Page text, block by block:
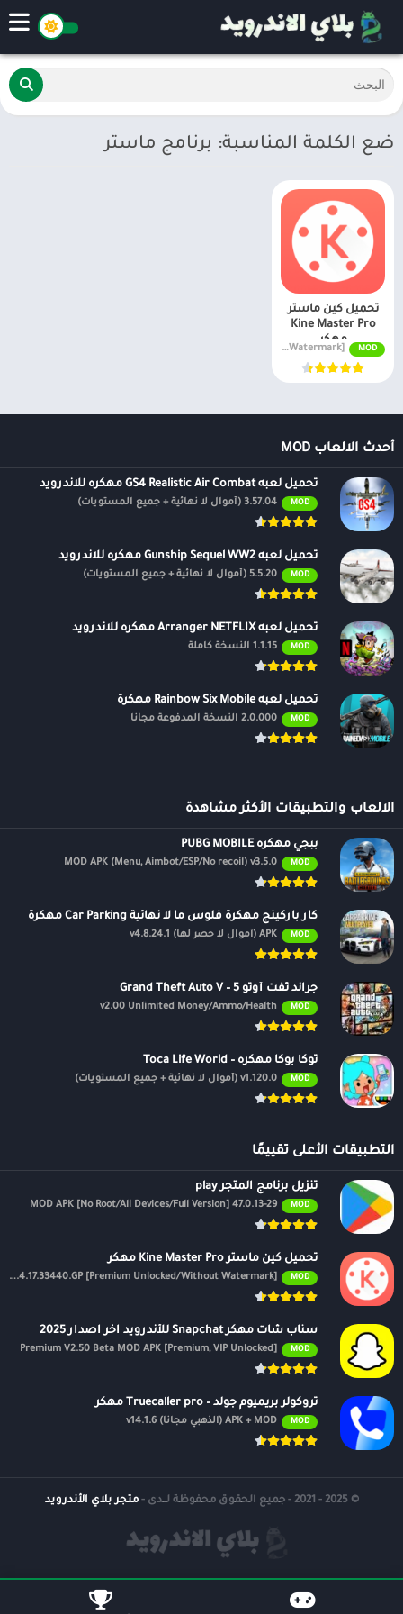
ضع الكلمة المناسبة: برنامج ماستر
تحميل كين ماستر
Kine Master Pro
مهكر
MOD
APK v7.4.17.33440.GP [Premium Unlocked/Without Watermark]
أحدث الالعاب MOD
تحميل لعبه GS4 Realistic Air Combat مهكره للاندرويد
MOD 3.57.04 (أموال لا نهائية + جميع المستويات)
تحميل لعبه Gunship Sequel WW2 مهكره للاندرويد
MOD 5.5.20 (أموال لا نهائية + جميع المستويات)
تحميل لعبه Arranger NETFLIX مهكره للاندرويد
MOD 1.1.15 النسخة كاملة
تحميل لعبه Rainbow Six Mobile مهكرة
MOD 2.0.000 النسخة المدفوعة مجانًا
الالعاب والتطبيقات الأكثر مشاهدة
ببجي مهكره PUBG MOBILE
MOD
MOD APK (Menu, Aimbot/ESP/No recoil) v3.5.0
كار باركينج مهكرة فلوس ما لا نهائية Car Parking مهكرة
MOD APK (أموال لا حصر لها) v4.8.24.1
جراند ثفت أوتو 5 – Grand Theft Auto V
MOD
v2.00 Unlimited Money/Ammo/Health
توكا بوكا مهكره – Toca Life World
MOD v1.120.0 (أموال لا نهائية + جميع المستويات)
التطبيقات الأعلى تقييمًا
تنزيل برنامج المتجر play
MOD
47.0.13-29 MOD APK [No Root/All Devices/Full Version]
تحميل كين ماستر Kine Master Pro مهكر
MOD
APK v7.4.17.33440.GP [Premium Unlocked/Without Watermark]
سناب شات مهكر Snapchat للأندرويد اخر اصدار 2025
MOD
Premium V2.50 Beta MOD APK [Premium, VIP Unlocked]
تروكولر بريميوم جولد – Truecaller pro مهكر
MOD APK + MOD (الذهبي مجانًا) v14.1.6
© 2025 - 2021 - جميع الحقوق محفوظة لــدى - متجر بلاي الأندرويد